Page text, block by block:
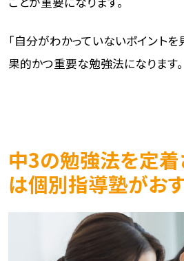
「自分がわかっていないポイントを
果的かつ重要な勉強法になります。
中3の勉強法を定着
は個別指導塾がお